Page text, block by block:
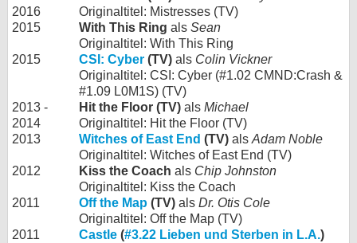
2016
Originaltitel: Mistresses (TV)
2015
With This Ring als Sean
Originaltitel: With This Ring
2015
CSI: Cyber (TV) als Colin Vickner
Originaltitel: CSI: Cyber (#1.02 CMND:Crash &
#1.09 L0M1S) (TV)
2013 -
2014
Hit the Floor (TV) als Michael
Originaltitel: Hit the Floor (TV)
2013
Witches of East End (TV) als Adam Noble
Originaltitel: Witches of East End (TV)
2012
Kiss the Coach als Chip Johnston
Originaltitel: Kiss the Coach
2011
Off the Map (TV) als Dr. Otis Cole
Originaltitel: Off the Map (TV)
2011
Castle (#3.22 Lieben und Sterben in L.A.)